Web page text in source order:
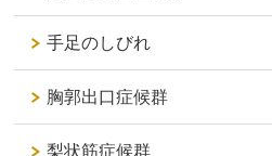
手足のしびれ
胸郭出口症候群
梨状筋症候群